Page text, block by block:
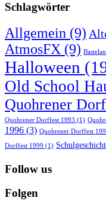
Schlagwörter
Allgemein (9)
AtmosFX (9)
Halloween
Old School
Quohrener
Quohrener Dorffest 1993 (1)
1996 (3) Quohrener Dorffest
Dorffest 1999 (1)
Follow us
Folgen